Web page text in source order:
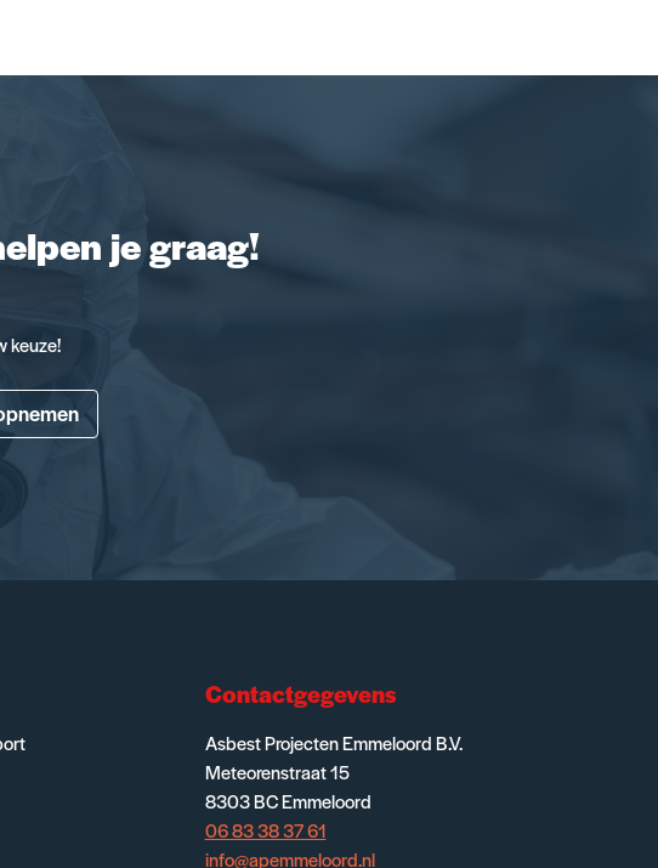
je graag!
keuze!
Contactgegevens
Asbest Projecten Emmeloord B.V.
Meteorenstraat 15
8303 BC Emmeloord
06 83 38 37 61
info@apemmeloord.nl